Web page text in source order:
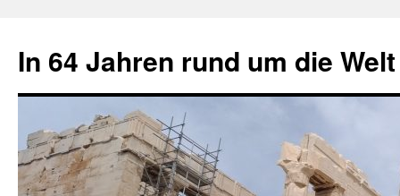
springen
In 64 Jahren rund um die Welt